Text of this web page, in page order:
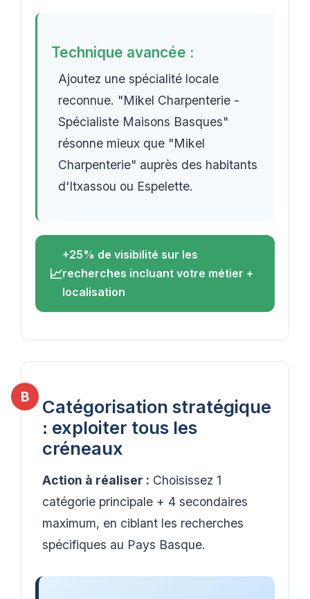
Technique avancée :
Ajoutez une spécialité locale
reconnue. "Mikel Charpenterie -
Spécialiste Maisons Basques"
résonne mieux que "Mikel
Charpenterie" auprès des habitants
d'Itxassou ou Espelette.
+25% de visibilité sur les
recherches incluant votre métier +
localisation
Catégorisation stratégique
: exploiter tous les
créneaux
Action à réaliser : Choisissez 1
catégorie principale + 4 secondaires
maximum, en ciblant les recherches
spécifiques au Pays Basque.